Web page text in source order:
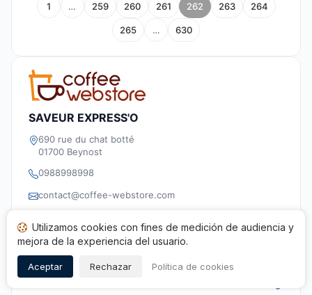
1 … 259 260 261 262 263 264
265 … 630
SAVEUR EXPRESS'O
690 rue du chat botté
01700 Beynost
0988998998
contact@coffee-webstore.com
https://www.coffee-webstore.es/
Utilizamos cookies con fines de medición de audiencia y
mejora de la experiencia del usuario.
Aceptar Rechazar Política de cookies